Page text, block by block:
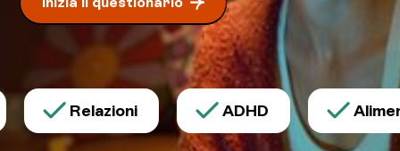
Relazioni ADHD